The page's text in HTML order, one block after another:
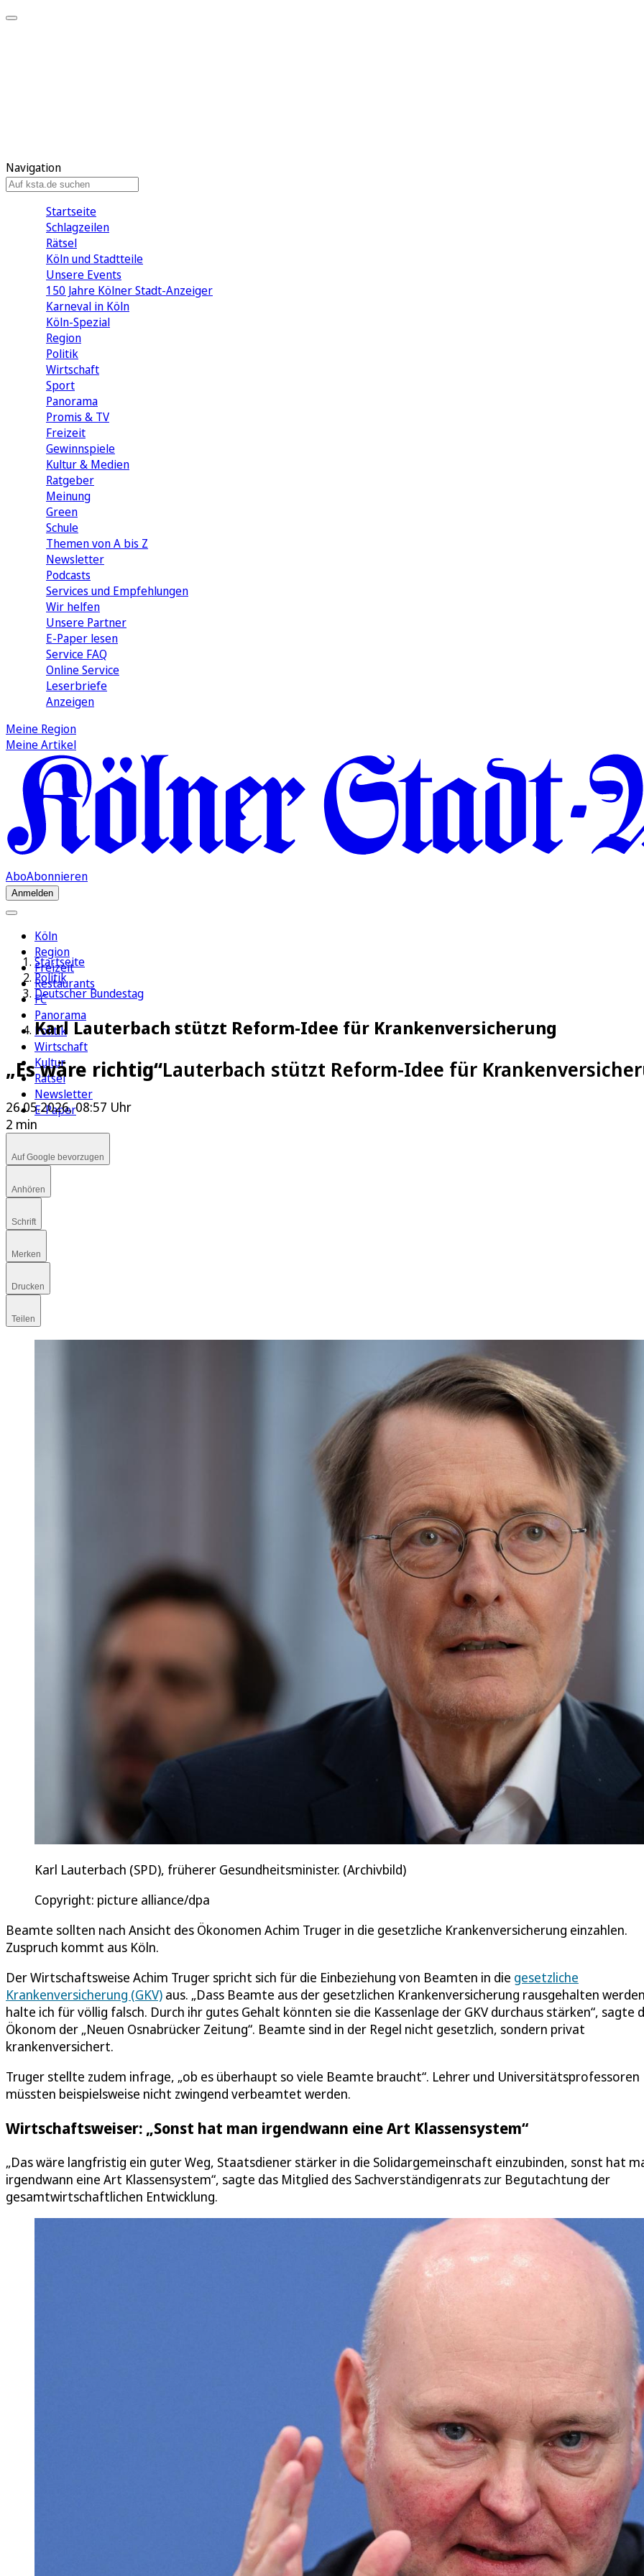
Navigation
Startseite
Schlagzeilen
Rätsel
Köln und Stadtteile
Unsere Events
150 Jahre Kölner Stadt-Anzeiger
Karneval in Köln
Köln-Spezial
Region
Politik
Wirtschaft
Sport
Panorama
Promis & TV
Freizeit
Gewinnspiele
Kultur & Medien
Ratgeber
Meinung
Green
Schule
Themen von A bis Z
Newsletter
Podcasts
Services und Empfehlungen
Wir helfen
Unsere Partner
E-Paper lesen
Service FAQ
Online Service
Leserbriefe
Anzeigen
Meine Region
Meine Artikel
AboAbonnieren
Anmelden
Köln
Region
Freizeit
Restaurants
FC
Panorama
Politik
Wirtschaft
Kultur
Rätsel
Newsletter
E-Paper
Startseite
Politik
Deutscher Bundestag
Karl Lauterbach stützt Reform-Idee für Krankenversicherung
„Es wäre richtig“Lauterbach stützt Reform-Idee für
26.05.2026, 08:57 Uhr
2 min
Auf Google bevorzugen
Anhören
Schrift
Merken
Drucken
Teilen
Karl Lauterbach (SPD), früherer Gesundheitsminister. (Archivbild)
Copyright: picture alliance/dpa
Beamte sollten nach Ansicht des Ökonomen Achim Truger in die gesetzliche Krankenversicherung einzahlen.
Zuspruch kommt aus Köln.
Der Wirtschaftsweise Achim Truger spricht sich für die Einbeziehung von Beamten in die gesetzliche
Krankenversicherung (GKV) aus. „Dass Beamte aus der gesetzlichen Krankenversicherung rausgehalten
halte ich für völlig falsch. Durch ihr gutes Gehalt könnten sie die Kassenlage der GKV durchaus stärken“, sagte
Ökonom der „Neuen Osnabrücker Zeitung“. Beamte sind in der Regel nicht gesetzlich, sondern privat
krankenversichert.
Truger stellte zudem infrage, „ob es überhaupt so viele Beamte braucht“. Lehrer und Universitätsprofessoren
müssten beispielsweise nicht zwingend verbeamtet werden.
Wirtschaftsweiser: „Sonst hat man irgendwann eine Art Klassensystem“
„Das wäre langfristig ein guter Weg, Staatsdiener stärker in die Solidargemeinschaft einzubinden, sonst hat
irgendwann eine Art Klassensystem“, sagte das Mitglied des Sachverständigenrats zur Begutachtung der
gesamtwirtschaftlichen Entwicklung.